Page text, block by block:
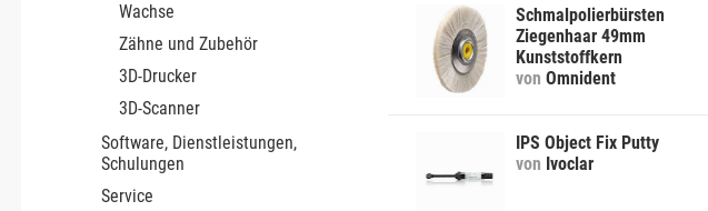
Wachse
Zähne und Zubehör
3D-Drucker
3D-Scanner
Software, Dienstleistungen,
Schulungen
Service
Schmalpolierbürsten
Ziegenhaar 49mm
Kunststoffkern
von Omnident
IPS Object Fix Putty
von Ivoclar